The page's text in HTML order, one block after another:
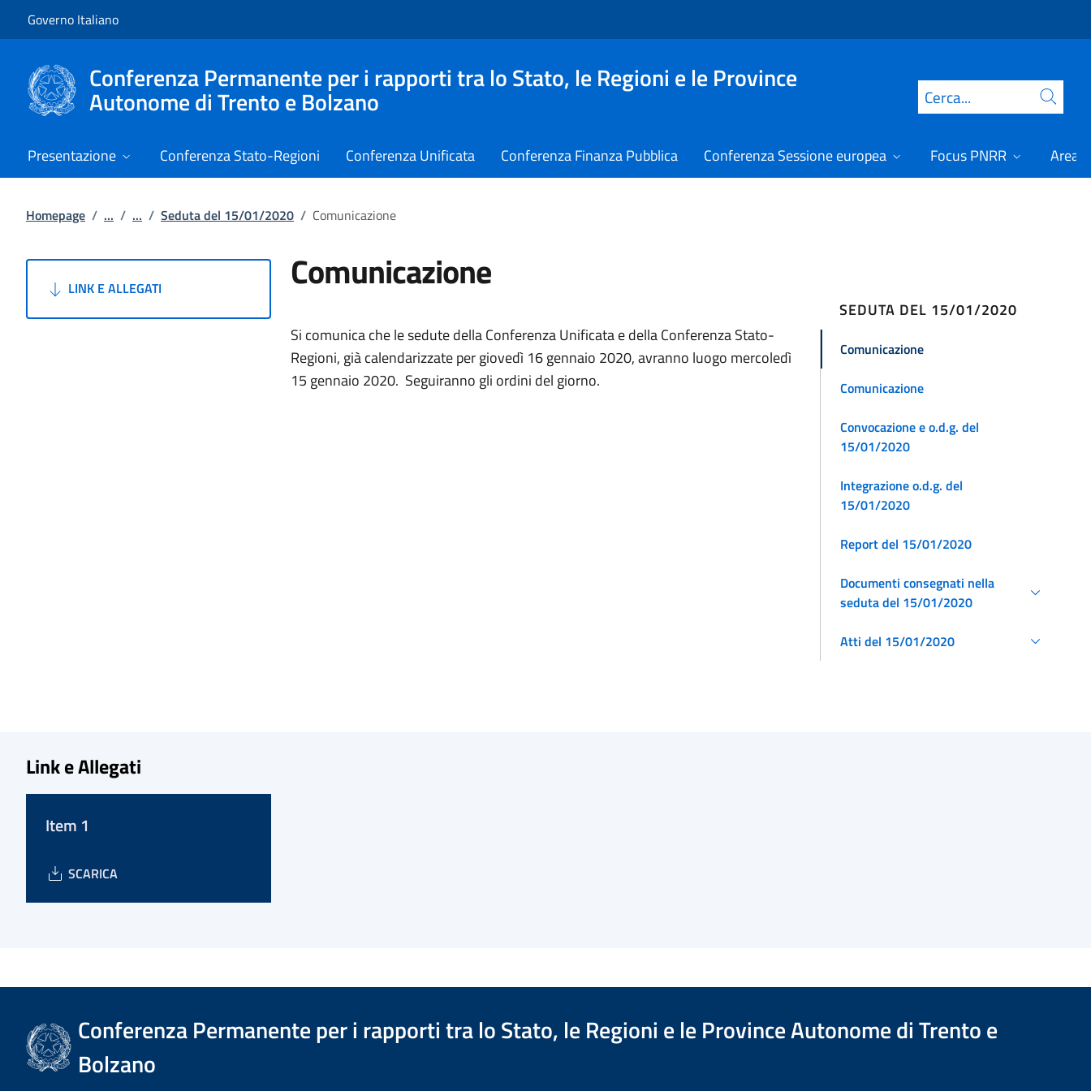
Governo Italiano
Conferenza Permanente per i rapporti tra lo Stato, le Regioni e le Province
Autonome di Trento e Bolzano Cerca
Presentazione Conferenza Stato-Regioni Conferenza Unificata Conferenza Finanza Pubblica Conferenza Sessione europea Focus PNRR Area
Homepage / ... / ... / Seduta del 15/01/2020 / Comunicazione
LINK E ALLEGATI Comunicazione
Si comunica che le sedute della Conferenza Unificata e della Conferenza Stato-
Regioni, già calendarizzate per giovedì 16 gennaio 2020, avranno luogo mercoledì
15 gennaio 2020. Seguiranno gli ordini del giorno.
SEDUTA DEL 15/01/2020
Comunicazione
Comunicazione
Convocazione e o.d.g. del
15/01/2020
Integrazione o.d.g. del
15/01/2020
Report del 15/01/2020
Documenti consegnati nella
seduta del 15/01/2020
Atti del 15/01/2020
Link e Allegati
Item 1
SCARICA
Conferenza Permanente per i rapporti tra lo Stato, le Regioni e le Province Autonome di Trento e
Bolzano